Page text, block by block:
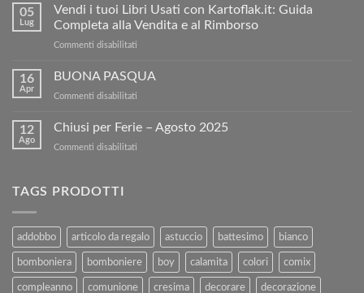
e
Risparmia:
sconto
05
Lug
Vendi i tuoi Libri Usati con Kartoflak.it: Guida
Completa alla Vendita e al Rimborso
Commenti disabilitati
i
con
Rimborso
16
Apr
BUONA PASQUA
Commenti disabilitati
PASQUA
12
Ago
Chiusi per Ferie – Agosto 2025
Commenti disabilitati
2025
TAGS PRODOTTI
addobbo articolo da regalo astuccio battesimo bianco
bomboniera bomboniere boy calamita colori comix
compleanno comunione cresima decorare decorazione